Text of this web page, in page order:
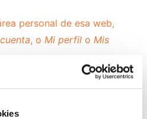
personal de esa web,
, o Mi perfil o Mis
imposible realizar compras
telefónicas o visitando la